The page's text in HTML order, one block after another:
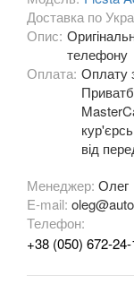
Fiesta Mk8
Fiesta Active
F-150 XII
F-150 XIII
Galaxy Mk3
KA Mk1
KA Mk2
Доставка по
Опис:
телефону
Оплата: Оплату
від
Менеджер: Олег
E-mail:
Телефон:
+38 (050) 672-